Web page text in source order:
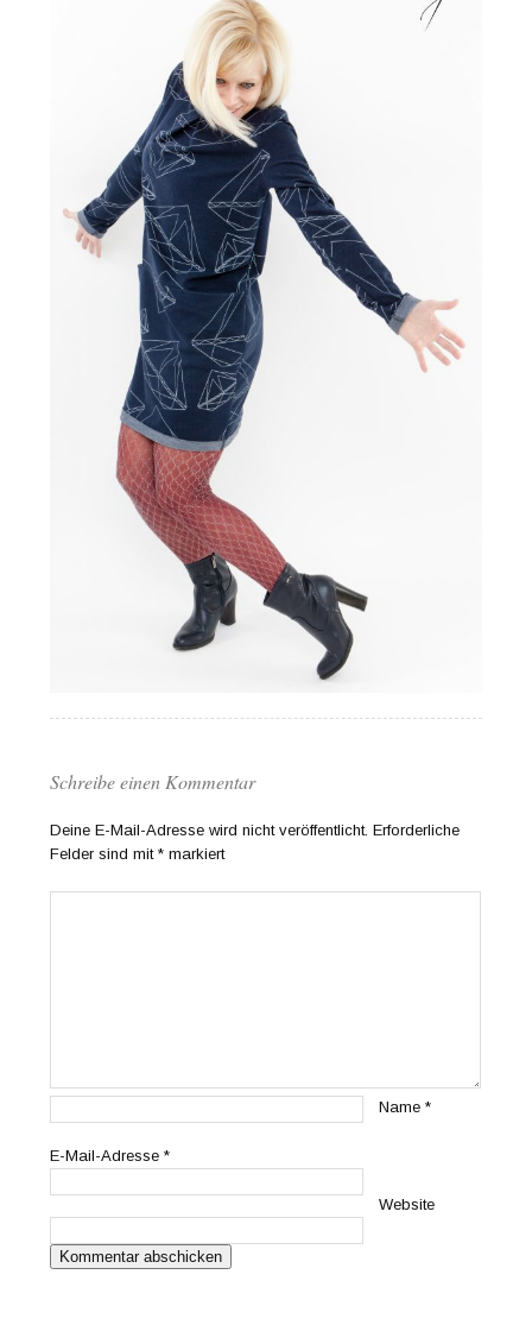
Schreibe einen Kommentar
Deine E-Mail-Adresse wird nicht veröffentlicht. Erforderliche
Felder sind mit* markiert
Name*
E-Mail-Adresse*
Website